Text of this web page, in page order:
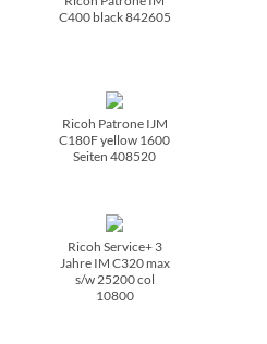
C400 black 842605
Ricoh Patrone IJM
C180F yellow 1600
Seiten 408520
Ricoh Service+ 3
Jahre IM C320 max
s/­w 25200 col
10800